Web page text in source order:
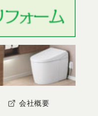
会社概要